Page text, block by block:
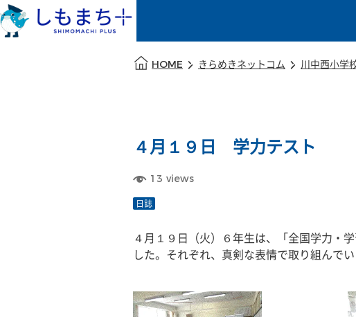
HOME きらめきネットコム 川中西小学
４月１９日 学力テスト
13 views
日誌
４月１９日（火）６年生は、「全国学力・
した。それぞれ、真剣な表情で取り組んで